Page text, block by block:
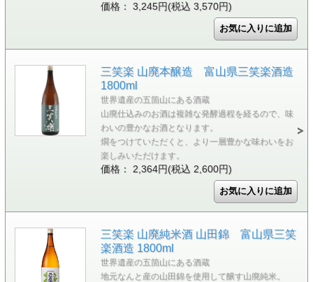
価格： 3,245円(税込 3,570円)
三笑楽 山廃本醸造 富山県三笑楽酒造
1800ml
世界遺産の五箇山にある酒蔵
山廃仕込みのお酒は複雑な発酵過程を経るので、味
わいの豊かなお酒となります。
燗をつけていただくと、より一層豊かな味わいをお
楽しみいただけます。
価格： 2,364円(税込 2,600円)
三笑楽 山廃純米酒 山田錦 富山県三笑
楽酒造 1800ml
世界遺産の五箇山にある酒蔵
地元なんと産の山田錦を使用して醸す山廃純米。